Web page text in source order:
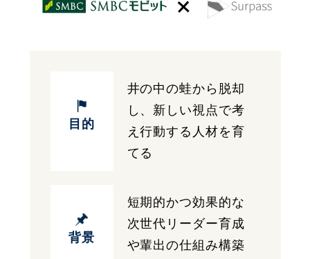
目的
井の中の蛙から脱却
し、新しい視点で考
え行動する人材を育
てる
背景
短期的かつ効果的な
次世代リーダー育成
や輩出の仕組み構築